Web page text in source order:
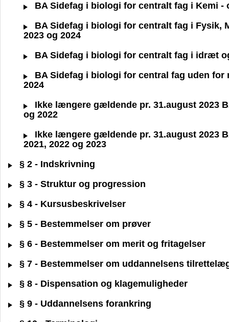
BA Sidefag i biologi for centralt fag i Kemi -
BA Sidefag i biologi for centralt fag i Fysik,
2023 og 2024
BA Sidefag i biologi for centralt fag i idræt
BA Sidefag i biologi for central fag uden for
2024
Ikke længere gældende pr. 31.august 2023
og 2022
Ikke længere gældende pr. 31.august 2023
2021, 2022 og 2023
§ 2 - Indskrivning
§ 3 - Struktur og progression
§ 4 - Kursusbeskrivelser
§ 5 - Bestemmelser om prøver
§ 6 - Bestemmelser om merit og fritagelser
§ 7 - Bestemmelser om uddannelsens
§ 8 - Dispensation og klagemuligheder
§ 9 - Uddannelsens forankring